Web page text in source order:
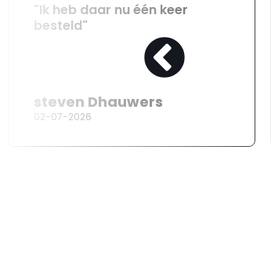
"Ik heb daar nu één keer
besteld"
steven Dhauwers
02-07-2026